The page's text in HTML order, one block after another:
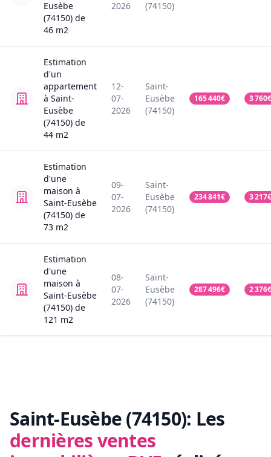
Eusèbe
(74150) de
46 m2
2026
(74150)
Estimation
d'un
appartement
à Saint-
Eusèbe
(74150) de
44 m2
12-
07-
2026
Saint-
Eusèbe
(74150)
165 440€ 3 760€
Estimation
d'une
maison à
Saint-Eusèbe
(74150) de
73 m2
09-
07-
2026
Saint-
Eusèbe
(74150)
234 841€ 3 217€
Estimation
d'une
maison à
Saint-Eusèbe
(74150) de
121 m2
08-
07-
2026
Saint-
Eusèbe
(74150)
287 496€ 2 376€
Saint-Eusèbe (74150): Les
dernières ventes